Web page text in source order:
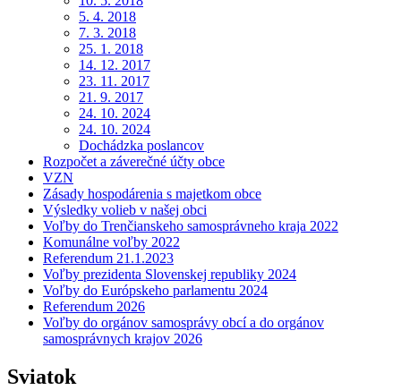
5. 4. 2018
7. 3. 2018
25. 1. 2018
14. 12. 2017
23. 11. 2017
21. 9. 2017
24. 10. 2024
24. 10. 2024
Dochádzka poslancov
Rozpočet a záverečné účty obce
VZN
Zásady hospodárenia s majetkom obce
Výsledky volieb v našej obci
Voľby do Trenčianskeho samosprávneho kraja 2022
Komunálne voľby 2022
Referendum 21.1.2023
Voľby prezidenta Slovenskej republiky 2024
Voľby do Európskeho parlamentu 2024
Referendum 2026
Voľby do orgánov samosprávy obcí a do orgánov
samosprávnych krajov 2026
Sviatok